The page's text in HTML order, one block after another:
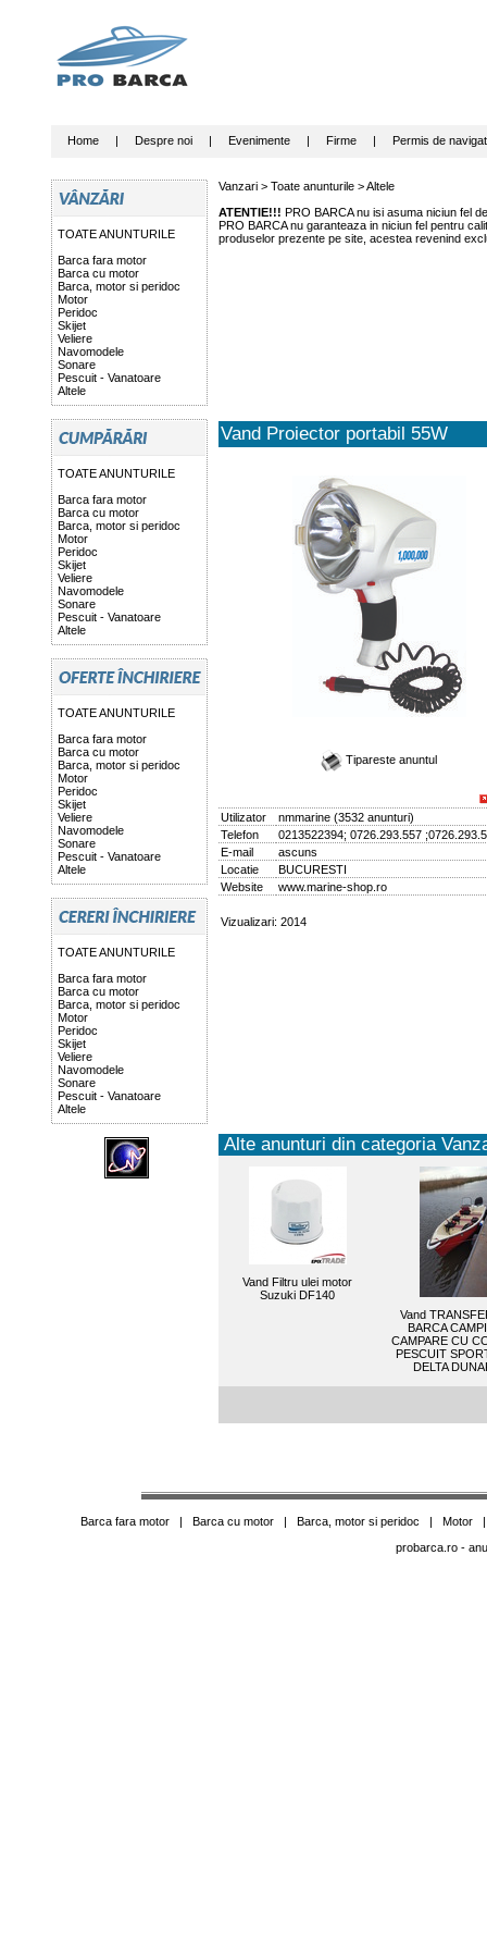
Home| Despre noi| Evenimente| Firme| Permis de
TOATE ANUNTURILE
Barca fara motor
Barca cu motor
Barca, motor si peridoc
Motor
Peridoc
Skijet
Veliere
Navomodele
Sonare
Pescuit - Vanatoare
Altele
TOATE ANUNTURILE
Barca fara motor
Barca cu motor
Barca, motor si peridoc
Motor
Peridoc
Skijet
Veliere
Navomodele
Sonare
Pescuit - Vanatoare
Altele
TOATE ANUNTURILE
Barca fara motor
Barca cu motor
Barca, motor si peridoc
Motor
Peridoc
Skijet
Veliere
Navomodele
Sonare
Pescuit - Vanatoare
Altele
TOATE ANUNTURILE
Barca fara motor
Barca cu motor
Barca, motor si peridoc
Motor
Peridoc
Skijet
Veliere
Navomodele
Sonare
Pescuit - Vanatoare
Altele
Vanzari > Toate anunturile>Altele
ATENTIE!!! PRO BARCA nu isi asuma niciun fel
PRO BARCA nu garanteaza in niciun fel pentru
produselor prezente pe site, acestea revenind
Vand Proiector portabil 55W
Tipareste anuntul
Utilizator nmmarine(3532 anunturi)
Telefon
0213522394; 0726.293.557
E-mail
ascuns
Locatie
BUCURESTI
Website
www.marine-shop.ro
Vizualizari: 2014
Alte anunturi din categoria
Vand Filtru ulei motor
Suzuki DF140
Vand
BARCA
CAMPARE CU
PESCUIT
DELTA
Barca fara motor| Barca cu motor| Barca, motor si peridoc | Motor
probarca.ro-